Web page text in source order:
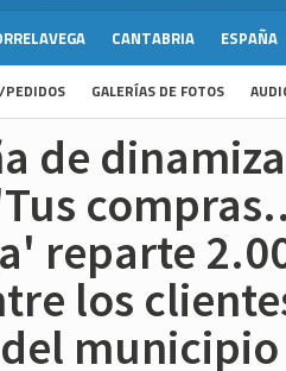
CANTABRIA ESPAÑA
PEDIDOS GALERÍAS DE FOTOS
de
reparte
los
municipio